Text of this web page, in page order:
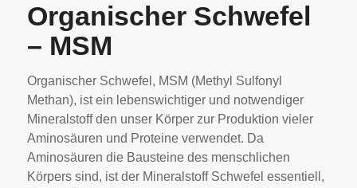
Organischer Schwefel
– MSM
Organischer Schwefel, MSM (Methyl Sulfonyl
Methan), ist ein lebenswichtiger und notwendiger
Mineralstoff den unser Körper zur Produktion vieler
Aminosäuren und Proteine verwendet. Da
Aminosäuren die Bausteine des menschlichen
Körpers sind, ist der Mineralstoff Schwefel essentiell,